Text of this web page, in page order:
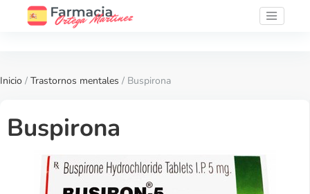
Inicio / Trastornos mentales / Buspirona
Buspirona